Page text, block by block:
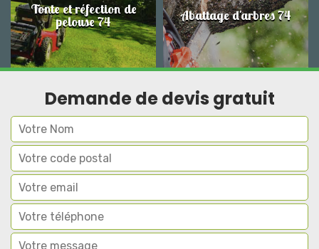
Tonte et réfection de
pelouse 74 Abattage d'arbres 74
Demande de devis gratuit